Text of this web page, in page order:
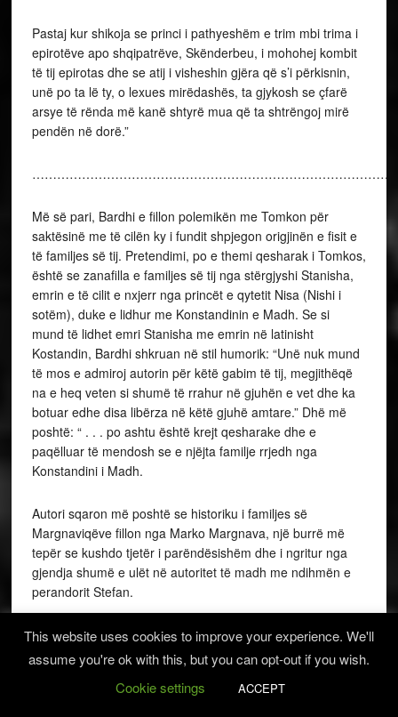
Pastaj kur shikoja se princi i pathyeshëm e trim mbi trima i
epirotëve apo shqipatrëve, Skënderbeu, i mohohej kombit
të tij epirotas dhe se atij i visheshin gjëra që s’i përkisnin,
unë po ta lë ty, o lexues mirëdashës, ta gjykosh se çfarë
arsye të rënda më kanë shtyrë mua që ta shtrëngoj mirë
pendën në dorë.”
Më së pari, Bardhi e fillon polemikën me Tomkon për
saktësinë me të cilën ky i fundit shpjegon origjinën e fisit e
të familjes së tij. Pretendimi, po e themi qesharak i Tomkos,
është se zanafilla e familjes së tij nga stërgjyshi Stanisha,
emrin e të cilit e nxjerr nga princët e qytetit Nisa (Nishi i
sotëm), duke e lidhur me Konstandinin e Madh. Se si
mund të lidhet emri Stanisha me emrin në latinisht
Kostandin, Bardhi shkruan në stil humorik: “Unë nuk mund
të mos e admiroj autorin për këtë gabim të tij, megjithëqë
na e heq veten si shumë të rrahur në gjuhën e vet dhe ka
botuar edhe disa libërza në këtë gjuhë amtare.” Dhë më
poshtë: “ . . . po ashtu është krejt qesharake dhe e
paqëlluar të mendosh se e njëjta familje rrjedh nga
Konstandini i Madh.
Autori sqaron më poshtë se historiku i familjes së
Margnaviqëve fillon nga Marko Margnava, një burrë më
tepër se kushdo tjetër i parëndësishëm dhe i ngritur nga
gjendja shumë e ulët në autoritet të madh me ndihmën e
perandorit Stefan.
Pa u zgjatur me Margnaviqët, për të cilët jepën hollësira
historike nga autori, i cili hedh poshtë po ashtu me
argumente të sakta përshkrimin e gabuar të ngjarjeve që
lidhen me historinë tonë. Ai sqaron se Juanisi, i biri i
This website uses cookies to improve your experience. We'll
assume you're ok with this, but you can opt-out if you wish.
Cookie settings
ACCEPT